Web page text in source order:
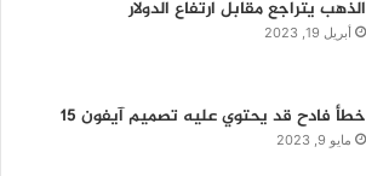
الذهب يتراجع مقابل ارتفاع الدولار
أبريل 19, 2023
خطأ فادح قد يحتوي عليه تصميم آيفون 15
مايو 9, 2023